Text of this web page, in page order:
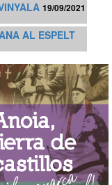
19/09/2021
AL ESPELT